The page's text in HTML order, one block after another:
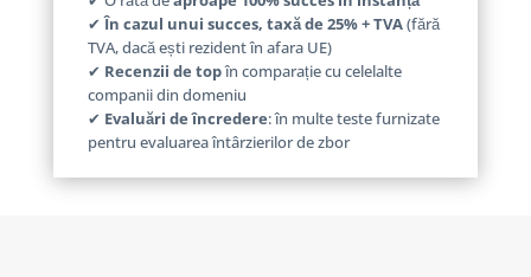
✔În cazul unui succes, taxă de 25% + TVA(fără
TVA, dacă ești rezident în afara UE)
✔ Recenzii de topîn comparație cu celelalte
companii din domeniu
✔ Evaluări de încredere: în multe teste furnizate
pentru evaluarea întârzierilor de zbor